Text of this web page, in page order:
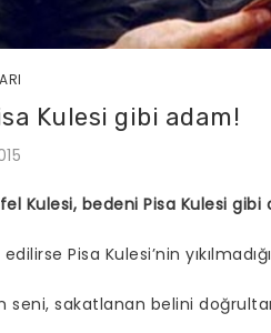
Kulesi gibi adam!
Kulesi, bedeni Pisa Kulesi gibi
Pisa Kulesi’nin
seni, sakatlanan belini